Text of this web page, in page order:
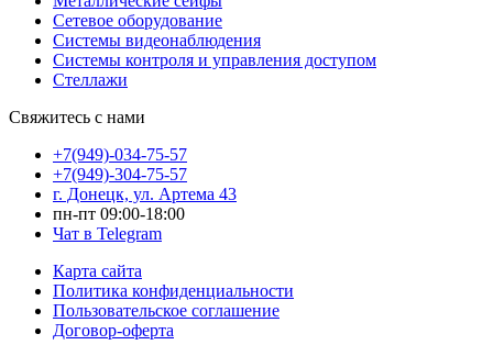
Сетевое оборудование
Системы видеонаблюдения
Системы контроля и управления доступом
Стеллажи
Свяжитесь с нами
+7(949)-034-75-57
+7(949)-304-75-57
г. Донецк, ул. Артема 43
пн-пт 09:00-18:00
Чат в Telegram
Карта сайта
Политика конфиденциальности
Пользовательское соглашение
Договор-оферта